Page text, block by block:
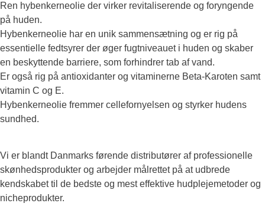
Ren hybenkerneolie der virker revitaliserende og foryngende
på huden.
Hybenkerneolie har en unik sammensætning og er rig på
essentielle fedtsyrer der øger fugtniveauet i huden og skaber
en beskyttende barriere, som forhindrer tab af vand.
Er også rig på antioxidanter og vitaminerne Beta-Karoten samt
vitamin C og E.
Hybenkerneolie fremmer cellefornyelsen og styrker hudens
sundhed.
Vi er blandt Danmarks førende distributører af professionelle
skønhedsprodukter og arbejder målrettet på at udbrede
kendskabet til de bedste og mest effektive hudplejemetoder og
nicheprodukter.